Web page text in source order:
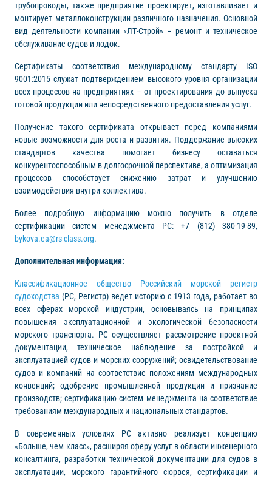
трубопроводы, также предприятие проектирует, изготавливает и
монтирует металлоконструкции различного назначения. Основной
вид деятельности компании «ЛТ-Строй» – ремонт и техническое
обслуживание судов и лодок.
Сертификаты соответствия международному стандарту ISO
9001:2015 служат подтверждением высокого уровня организации
всех процессов на предприятиях – от проектирования до выпуска
готовой продукции или непосредственного предоставления услуг.
Получение такого сертификата открывает перед компаниями
новые возможности для роста и развития. Поддержание высоких
стандартов качества помогает бизнесу оставаться
конкурентоспособным в долгосрочной перспективе, а оптимизация
процессов способствует снижению затрат и улучшению
взаимодействия внутри коллектива.
Более подробную информацию можно получить в отделе
сертификации систем менеджмента РС: +7 (812) 380-19-89,
bykova.ea@rs-class.org.
Дополнительная информация:
Классификационное общество Российский морской регистр
судоходства (РС, Регистр) ведет историю с 1913 года, работает во
всех сферах морской индустрии, основываясь на принципах
повышения эксплуатационной и экологической безопасности
морского транспорта. РС осуществляет рассмотрение проектной
документации, техническое наблюдение за постройкой и
эксплуатацией судов и морских сооружений; освидетельствование
судов и компаний на соответствие положениям международных
конвенций; одобрение промышленной продукции и признание
производств; сертификацию систем менеджмента на соответствие
требованиям международных и национальных стандартов.
В современных условиях РС активно реализует концепцию
«Больше, чем класс», расширяя сферу услуг в области инженерного
консалтинга, разработки технической документации для судов в
эксплуатации, морского гарантийного сюрвея, сертификации и